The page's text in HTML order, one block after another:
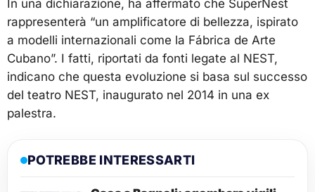
In una dichiarazione, ha affermato che SuperNest
rappresenterà “un amplificatore di bellezza, ispirato
a modelli internazionali come la Fábrica de Arte
Cubano”. I fatti, riportati da fonti legate al NEST,
indicano che questa evoluzione si basa sul successo
del teatro NEST, inaugurato nel 2014 in una ex
palestra.
POTREBBE INTERESSARTI